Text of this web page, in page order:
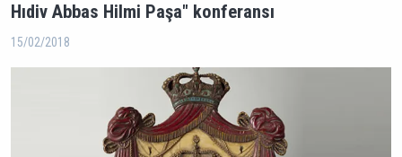
Hıdiv Abbas Hilmi Paşa" konferansı
15/02/2018